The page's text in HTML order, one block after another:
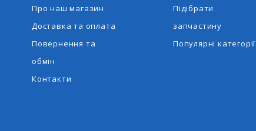
Про наш магазин
Доставка та оплата
Повернення та
обмін
Контакти
Підібрати
запчастину
Популярні категорії